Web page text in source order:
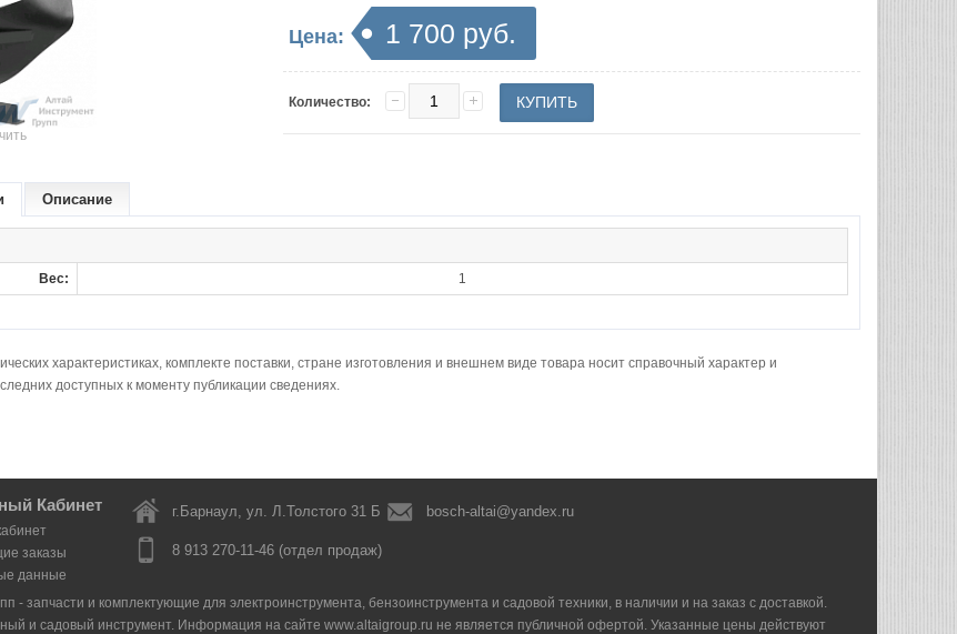
Цена: 1 700 руб.
Количество:
Описание
Вес: 1
характеристиках, комплекте поставки, стране изготовления и внешнем виде товара носит справочный характер и
доступных к моменту публикации сведениях.
Кабинет
заказы
данные
г.Барнаул, ул. Л.Толстого 31 Б bosch-altai@yandex.ru
8 913 270-11-46 (отдел продаж)
- запчасти и комплектующие для электроинструмента, бензоинструмента и садовой техники, в наличии и на заказ с доставкой.
и садовый инструмент. Информация на сайте www.altaigroup.ru не является публичной офертой. Указанные цены действуют